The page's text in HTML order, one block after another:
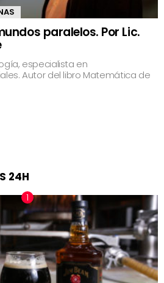
paralelos. Por Lic.
especialista en
Autor del libro Matemática de
24H